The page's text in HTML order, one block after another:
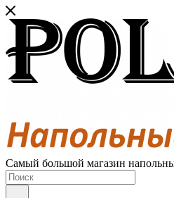
Самый большой магазин